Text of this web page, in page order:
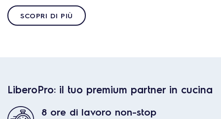
SCOPRI DI PIÙ
LiberoPro: il tuo premium partner in cucina
8 ore di lavoro non-stop